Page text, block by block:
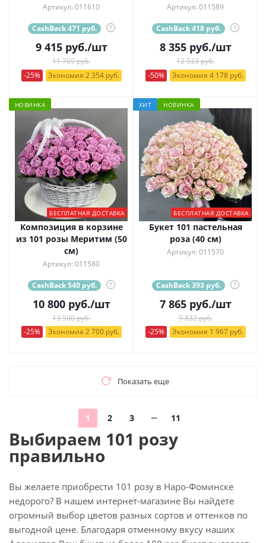
Артикул: 011610
CashBack 471 руб. ?
9 415руб./шт
11 769 руб.
-25%
Экономия 2 354 руб.
Артикул: 011589
CashBack 418 руб. ?
8 355руб./шт
12 533 руб.
-50%
Экономия 4 178 руб.
НОВИНКА
БЕСПЛАТНАЯ ДОСТАВКА
Композиция в корзине
из 101 розы Меритим (50
см)
Артикул: 011580
CashBack 540 руб. ?
10 800руб./шт
13 500 руб.
-25%
Экономия 2 700 руб.
ХИТ НОВИНКА
БЕСПЛАТНАЯ ДОСТАВКА
Букет 101 пастельная
роза (40 см)
Артикул: 011570
CashBack 393 руб. ?
7 865руб./шт
9 832 руб.
-25%
Экономия 1 967 руб.
Показать еще
1 2 3 11
Выбираем 101 розу
правильно
Вы желаете приобрести 101 розу в Наро-Фоминске
недорого? В нашем интернет-магазине Вы найдете
огромный выбор цветов разных сортов и оттенков по
выгодной цене. Благодаря отменному вкусу наших